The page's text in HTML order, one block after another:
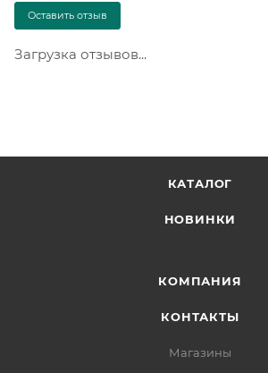
Оставить отзыв
Загрузка отзывов...
КАТАЛОГ
НОВИНКИ
КОМПАНИЯ
КОНТАКТЫ
Магазины